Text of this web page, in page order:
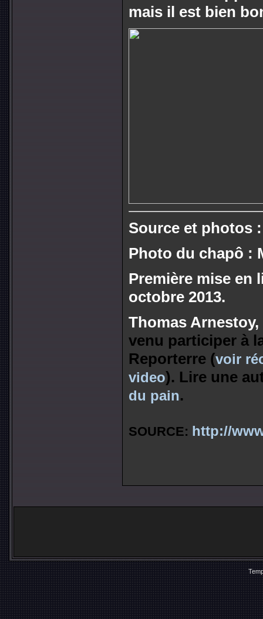
mais il est bien
Source et photos
Photo du chapô :
Première mise en
octobre 2013.
Thomas Arnestoy,
venu participer à
Reporterre (voir
video). Lire une
du pain.
SOURCE: http://